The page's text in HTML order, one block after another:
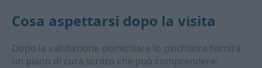
Cosa aspettarsi dopo la visita
Dopo la valutazione domiciliare lo psichiatra fornirà
un piano di cura scritto che può comprendere: